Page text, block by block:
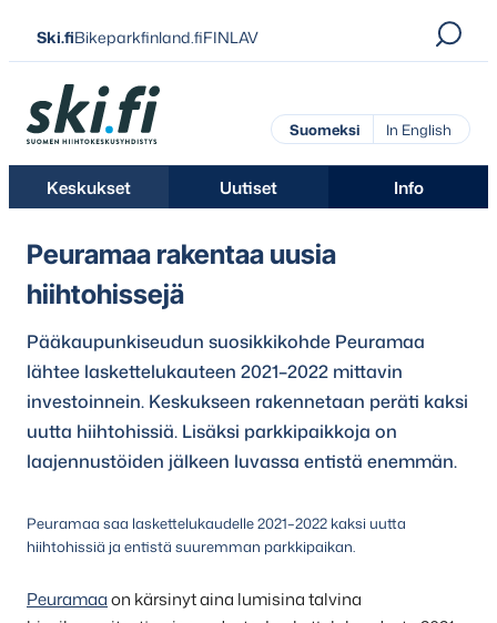
Siirry
suoraan
sisältöön
Ski.fiBikeparkfinland.fiFINLAV
Ski.fi
Suomeksi In English
Keskukset Uutiset Info
Peuramaa rakentaa uusia
hiihtohissejä
Pääkaupunkiseudun suosikkikohde Peuramaa
lähtee laskettelukauteen 2021–2022 mittavin
investoinnein. Keskukseen rakennetaan peräti kaksi
uutta hiihtohissiä. Lisäksi parkkipaikkoja on
laajennustöiden jälkeen luvassa entistä enemmän.
Peuramaa saa laskettelukaudelle 2021–2022 kaksi uutta
hiihtohissiä ja entistä suuremman parkkipaikan.
Peuramaaon kärsinyt aina lumisina talvina